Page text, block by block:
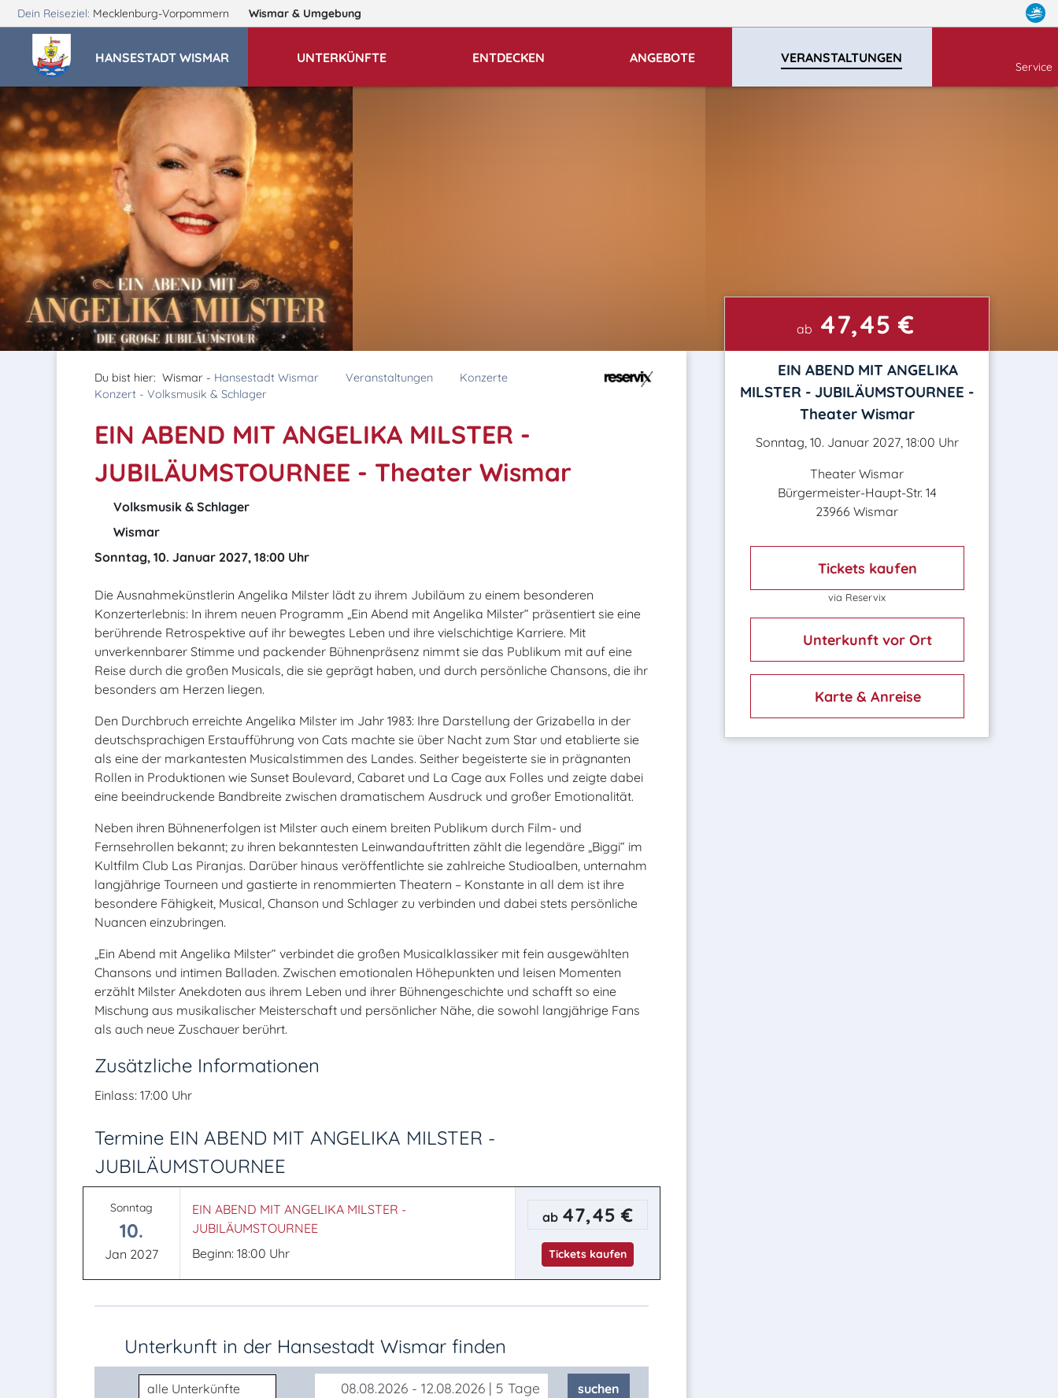
Dein Reiseziel: Mecklenburg-Vorpommern Wismar & Umgebung
HANSESTADT WISMAR UNTERKÜNFTE ENTDECKEN ANGEBOTE VERANSTALTUNGEN
Service
Du bist hier: Wismar - Hansestadt Wismar Veranstaltungen
Konzerte
Konzert - Volksmusik & Schlager
EIN ABEND MIT ANGELIKA MILSTER -
JUBILÄUMSTOURNEE - Theater Wismar
Volksmusik & Schlager
Wismar
Sonntag, 10. Januar 2027, 18:00 Uhr
Die Ausnahmekünstlerin Angelika Milster lädt zu ihrem Jubiläum zu einem besonderen
Konzerterlebnis: In ihrem neuen Programm „Ein Abend mit Angelika Milster“ präsentiert sie eine
berührende Retrospektive auf ihr bewegtes Leben und ihre vielschichtige Karriere. Mit
unverkennbarer Stimme und packender Bühnenpräsenz nimmt sie das Publikum mit auf eine
Reise durch die großen Musicals, die sie geprägt haben, und durch persönliche Chansons, die ihr
besonders am Herzen liegen.
Den Durchbruch erreichte Angelika Milster im Jahr 1983: Ihre Darstellung der Grizabella in der
deutschsprachigen Erstaufführung von Cats machte sie über Nacht zum Star und etablierte sie
als eine der markantesten Musicalstimmen des Landes. Seither begeisterte sie in prägnanten
Rollen in Produktionen wie Sunset Boulevard, Cabaret und La Cage aux Folles und zeigte dabei
eine beeindruckende Bandbreite zwischen dramatischem Ausdruck und großer Emotionalität.
Neben ihren Bühnenerfolgen ist Milster auch einem breiten Publikum durch Film- und
Fernsehrollen bekannt; zu ihren bekanntesten Leinwandauftritten zählt die legendäre „Biggi“ im
Kultfilm Club Las Piranjas. Darüber hinaus veröffentlichte sie zahlreiche Studioalben, unternahm
langjährige Tourneen und gastierte in renommierten Theatern – Konstante in all dem ist ihre
besondere Fähigkeit, Musical, Chanson und Schlager zu verbinden und dabei stets persönliche
Nuancen einzubringen.
„Ein Abend mit Angelika Milster“ verbindet die großen Musicalklassiker mit fein ausgewählten
Chansons und intimen Balladen. Zwischen emotionalen Höhepunkten und leisen Momenten
erzählt Milster Anekdoten aus ihrem Leben und ihrer Bühnengeschichte und schafft so eine
Mischung aus musikalischer Meisterschaft und persönlicher Nähe, die sowohl langjährige Fans
als auch neue Zuschauer berührt.
Zusätzliche Informationen
Einlass: 17:00 Uhr
Termine EIN ABEND MIT ANGELIKA MILSTER -
JUBILÄUMSTOURNEE
Sonntag
10.
Jan 2027
EIN ABEND MIT ANGELIKA MILSTER -
JUBILÄUMSTOURNEE
Beginn: 18:00 Uhr
ab 47,45 €
Tickets kaufen
Unterkunft in der Hansestadt Wismar finden
Unterkunftsart 08.08.2026 - 12.08.2026 | 5 Tage suchen
ab 47,45 €
EIN ABEND MIT ANGELIKA
MILSTER - JUBILÄUMSTOURNEE -
Theater Wismar
Sonntag, 10. Januar 2027, 18:00 Uhr
Theater Wismar
Bürgermeister-Haupt-Str. 14
23966 Wismar
Tickets kaufen
via Reservix
Unterkunft vor Ort
Karte & Anreise